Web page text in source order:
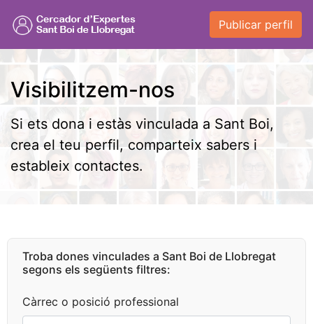
Publicar perfil
Visibilitzem-nos
Si ets dona i estàs vinculada a Sant Boi,
crea el teu perfil, comparteix sabers i
estableix contactes.
Troba dones vinculades a Sant Boi de Llobregat
segons els següents filtres:
Càrrec o posició professional